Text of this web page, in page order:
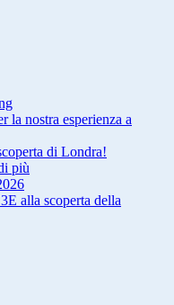
la nostra esperienza a
di Londra!
più
alla scoperta della